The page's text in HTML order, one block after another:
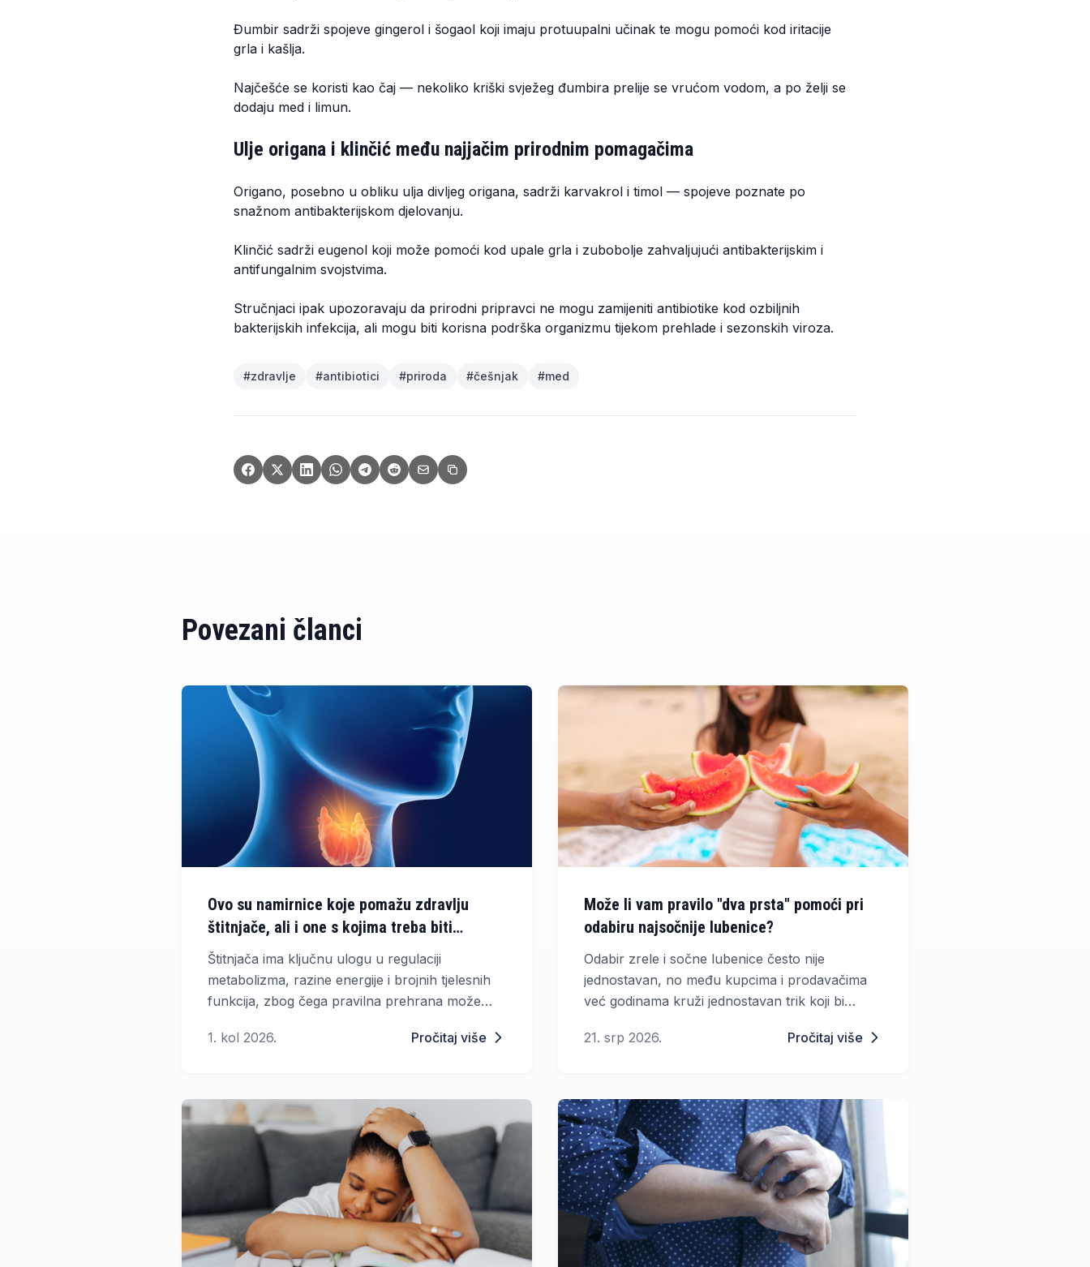
Đumbir sadrži spojeve gingerol i šogaol koji imaju protuupalni učinak te mogu pomoći kod iritacije
grla i kašlja.
Najčešće se koristi kao čaj — nekoliko kriški svježeg đumbira prelije se vrućom vodom, a po želji se
dodaju med i limun.
Ulje origana i klinčić među najjačim prirodnim pomagačima
Origano, posebno u obliku ulja divljeg origana, sadrži karvakrol i timol — spojeve poznate po
snažnom antibakterijskom djelovanju.
Klinčić sadrži eugenol koji može pomoći kod upale grla i zubobolje zahvaljujući antibakterijskim i
antifungalnim svojstvima.
Stručnjaci ipak upozoravaju da prirodni pripravci ne mogu zamijeniti antibiotike kod ozbiljnih
bakterijskih infekcija, ali mogu biti korisna podrška organizmu tijekom prehlade i sezonskih viroza.
#zdravlje #antibiotici #priroda #češnjak #med
Povezani članci
Ovo su namirnice koje pomažu zdravlju
štitnjače, ali i one s kojima treba biti
oprezan
Štitnjača ima ključnu ulogu u regulaciji
metabolizma, razine energije i brojnih tjelesnih
funkcija, zbog čega pravilna prehrana može
umora, usporenog metabolizma, promjena
žlijezde.
1. kol 2026. Pročitaj više
Može li vam pravilo "dva prsta" pomoći pri
odabiru najsočnije lubenice?
Odabir zrele i sočne lubenice često nije
jednostavan, no među kupcima i prodavačima
već godinama kruži jednostavan trik koji bi
21. srp 2026.
Pročitaj više